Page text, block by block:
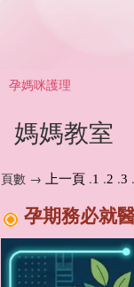
孕媽咪護理
媽媽教室
頁數 →
上一頁 .1 .2 .3
孕期務必就